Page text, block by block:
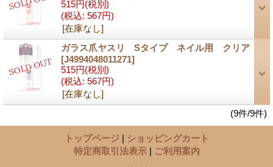
515円(税別)
(税込: 567円)
[在庫なし]
ガラス爪ヤスリ Sタイプ ネイル用 クリア
[J4994048011271]
515円(税別)
(税込: 567円)
[在庫なし]
(9件/9件)
トップページ | ショッピングカート
特定商取引法表示 | ご利用案内